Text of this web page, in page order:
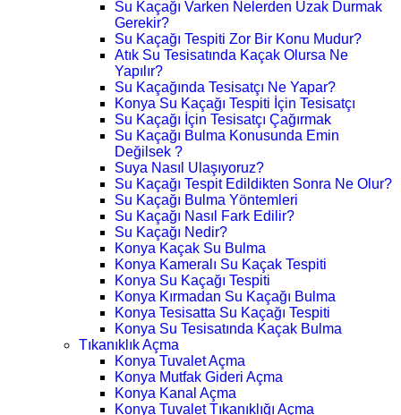
Su Kaçağı Varken Nelerden Uzak Durmak
Gerekir?
Su Kaçağı Tespiti Zor Bir Konu Mudur?
Atık Su Tesisatında Kaçak Olursa Ne
Yapılır?
Su Kaçağında Tesisatçı Ne Yapar?
Konya Su Kaçağı Tespiti İçin Tesisatçı
Su Kaçağı İçin Tesisatçı Çağırmak
Su Kaçağı Bulma Konusunda Emin
Değilsek ?
Suya Nasıl Ulaşıyoruz?
Su Kaçağı Tespit Edildikten Sonra Ne Olur?
Su Kaçağı Bulma Yöntemleri
Su Kaçağı Nasıl Fark Edilir?
Su Kaçağı Nedir?
Konya Kaçak Su Bulma
Konya Kameralı Su Kaçak Tespiti
Konya Su Kaçağı Tespiti
Konya Kırmadan Su Kaçağı Bulma
Konya Tesisatta Su Kaçağı Tespiti
Konya Su Tesisatında Kaçak Bulma
Tıkanıklık Açma
Konya Tuvalet Açma
Konya Mutfak Gideri Açma
Konya Kanal Açma
Konya Tuvalet Tıkanıklığı Açma